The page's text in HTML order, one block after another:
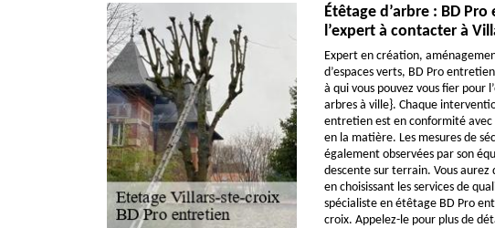
Étêtage d’arbre : BD
l’expert à contacter à
Expert en création,
d’espaces verts, BD Pro
à qui vous pouvez vous fier pour
arbres à ville}. Chaque
entretien est en conformité avec
en la matière. Les mesures de
également observées par son
descente sur terrain. Vous aurez
en choisissant les services de
spécialiste en étêtage BD Pro
croix. Appelez-le pour plus de